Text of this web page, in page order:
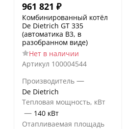
961 821 ₽
Комбинированный котёл
De Dietrich GT 335
(автоматика B3, в
разобранном виде)
Нет в наличии
Артикул 100004544
Производитель —
De Dietrich
Тепловая мощность, кВт
— 140 кВт
Отапливаемая площадь